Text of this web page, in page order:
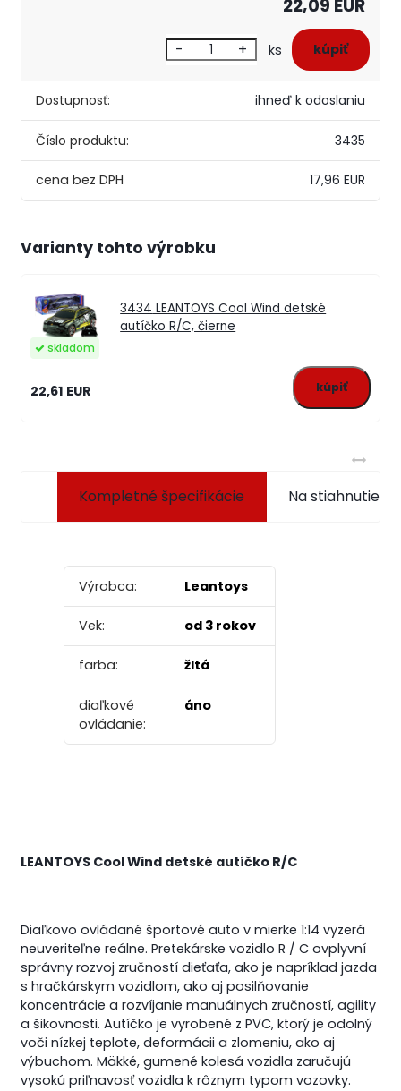
Dostupnosť: ihneď k odoslaniu
Číslo produktu: 3435
17,96 EUR
22,09 EUR
- + ks
Varianty tohto výrobku
3434 LEANTOYS Cool Wind detské
autíčko R/C, čierne
skladom
22,61 EUR
Kompletné špecifikácie Na stiahnutie
LEANTOYS Cool Wind detské autíčko R/C
Diaľkovo ovládané športové auto v mierke 1:14 vyzerá
neuveriteľne reálne. Pretekárske vozidlo R / C ovplyvní
správny rozvoj zručností dieťaťa, ako je napríklad jazda
s hračkárskym vozidlom, ako aj posilňovanie
koncentrácie a rozvíjanie manuálnych zručností, agility
a šikovnosti. Autíčko je vyrobené z PVC, ktorý je odolný
voči nízkej teplote, deformácii a zlomeniu, ako aj
výbuchom. Mäkké, gumené kolesá vozidla zaručujú
vysokú priľnavosť vozidla k rôznym typom vozovky.
Výrobca: Leantoys
Vek: od 3 rokov
farba: žltá
diaľkové
ovládanie:
áno